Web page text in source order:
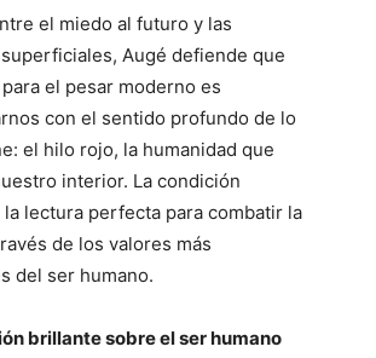
el miedo al futuro y las
Augé defiende que
el pesar moderno es
con el sentido profundo de lo
el hilo rojo, la humanidad que
interior. La condición
la lectura perfecta para combatir la
de los valores más
del ser humano.
brillante sobre el ser humano